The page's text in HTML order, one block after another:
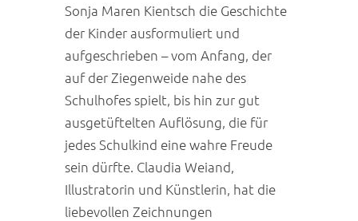
Sonja Maren Kientsch die Geschichte
der Kinder ausformuliert und
aufgeschrieben – vom Anfang, der
auf der Ziegenweide nahe des
Schulhofes spielt, bis hin zur gut
ausgetüftelten Auflösung, die für
jedes Schulkind eine wahre Freude
sein dürfte. Claudia Weiand,
Illustratorin und Künstlerin, hat die
liebevollen Zeichnungen